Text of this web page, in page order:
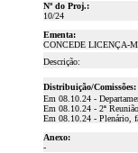
Nº do Proj.:
10/24
Ementa:
CONCEDE LICENÇA-
Descrição:
Distribuição/Comissões:
Em 08.10.24 -
Em 08.10.24 - 2ª
Em 08.10.24 - Plenário,
Anexo:
-